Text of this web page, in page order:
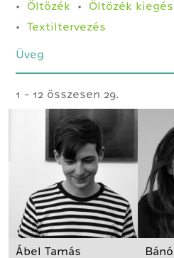
Öltözék
Öltözék
Textiltervezés
Üveg
1 - 12 összesen 29.
Ábel Tamás